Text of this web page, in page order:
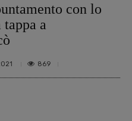
con lo
a
869